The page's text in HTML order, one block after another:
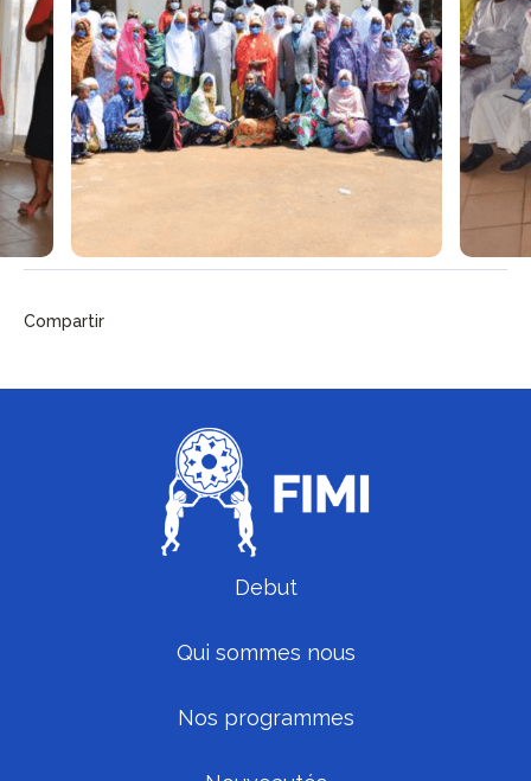
Compartir
Debut
Qui sommes nous
Nos programmes